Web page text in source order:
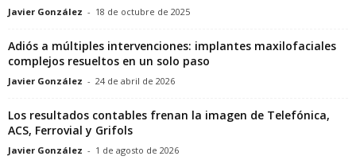
Javier González - 18 de octubre de 2025
Adiós a múltiples intervenciones: implantes maxilofaciales
complejos resueltos en un solo paso
Javier González - 24 de abril de 2026
Los resultados contables frenan la imagen de Telefónica,
ACS, Ferrovial y Grifols
Javier González - 1 de agosto de 2026